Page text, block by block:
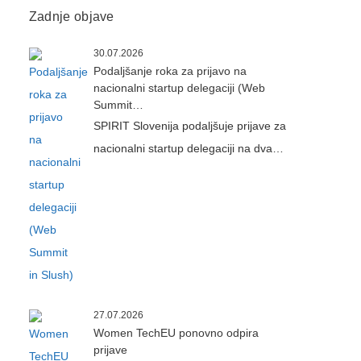
Zadnje objave
30.07.2026
Podaljšanje roka za prijavo na
nacionalni startup delegaciji (Web
Summit…
SPIRIT Slovenija podaljšuje prijave za
nacionalni startup delegaciji na dva…
27.07.2026
Women TechEU ponovno odpira
prijave